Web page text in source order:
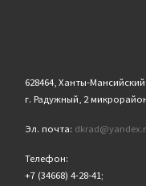
628464, Ханты-
г. Радужный, 2
Эл. почта:
Телефон:
+7 (34668) 4-28-41;